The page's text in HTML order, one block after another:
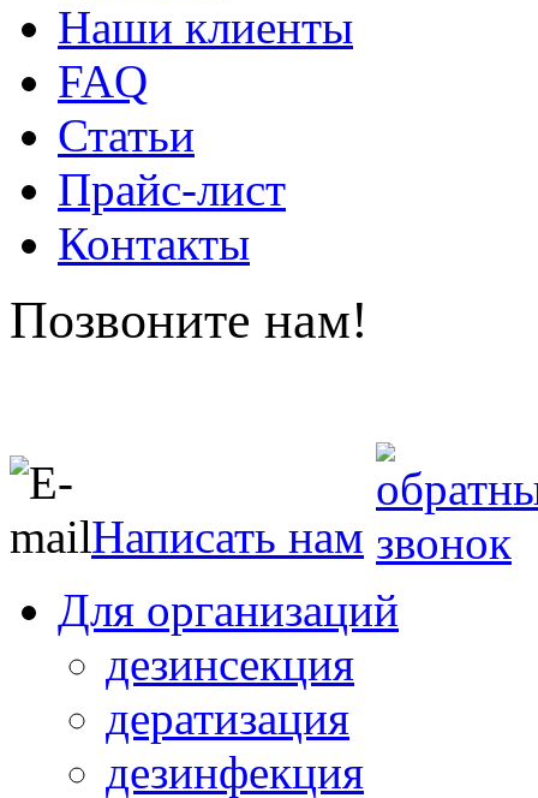
Наши клиенты
FAQ
Статьи
Прайс-лист
Контакты
Позвоните нам!
Написать нам
Для организаций
дезинсекция
дератизация
дезинфекция